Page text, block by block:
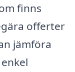
finns
offerter
jämföra